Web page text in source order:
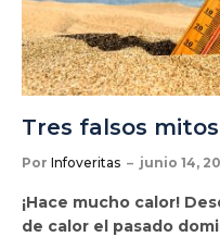
Tres falsos
Por Infoveritas junio 14,
¡Hace mucho calor!
de calor el pasado